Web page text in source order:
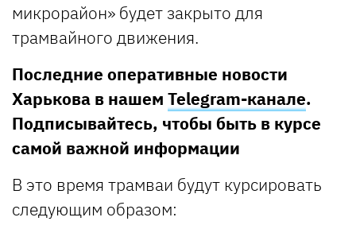
микрорайон» будет закрыто для
трамвайного движения.
Последние оперативные новости
Харькова в нашем Telegram-канале.
Подписывайтесь, чтобы быть в курсе
самой важной информации
В это время трамваи будут курсировать
следующим образом: